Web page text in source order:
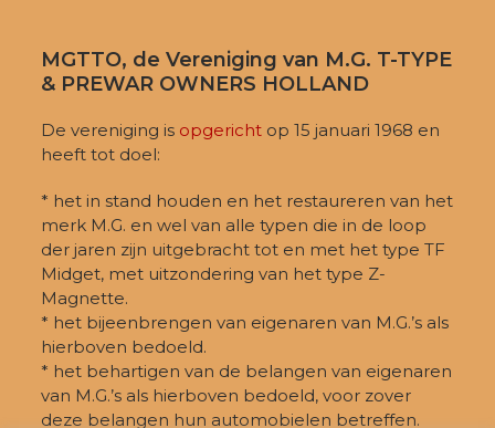
MGTTO, de Vereniging van M.G. T-TYPE
& PREWAR OWNERS HOLLAND
De vereniging is opgericht op 15 januari 1968 en
heeft tot doel:
* het in stand houden en het restaureren van het
merk M.G. en wel van alle typen die in de loop
der jaren zijn uitgebracht tot en met het type TF
Midget, met uitzondering van het type Z-
Magnette.
* het bijeenbrengen van eigenaren van M.G.’s als
hierboven bedoeld.
* het behartigen van de belangen van eigenaren
van M.G.’s als hierboven bedoeld, voor zover
deze belangen hun automobielen betreffen.